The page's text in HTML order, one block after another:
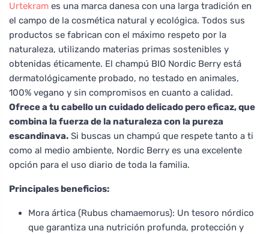
Urtekram es una marca danesa con una larga tradición en
el campo de la cosmética natural y ecológica. Todos sus
productos se fabrican con el máximo respeto por la
naturaleza, utilizando materias primas sostenibles y
obtenidas éticamente. El champú BIO Nordic Berry está
dermatológicamente probado, no testado en animales,
100% vegano y sin compromisos en cuanto a calidad.
Ofrece a tu cabello un cuidado delicado pero eficaz, que
combina la fuerza de la naturaleza con la pureza
escandinava. Si buscas un champú que respete tanto a ti
como al medio ambiente, Nordic Berry es una excelente
opción para el uso diario de toda la familia.
Principales beneficios:
Mora ártica (Rubus chamaemorus): Un tesoro nórdico
que garantiza una nutrición profunda, protección y